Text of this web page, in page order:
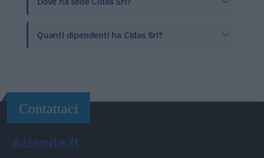
Quanti dipendenti ha Cidas Srl?
Contattaci